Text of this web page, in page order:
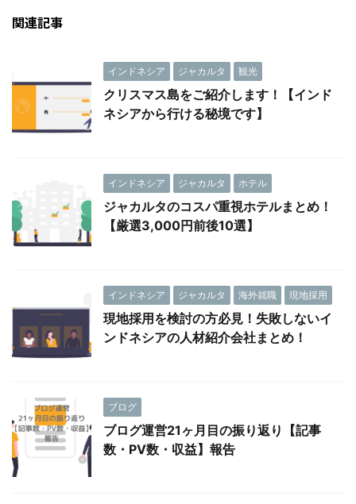
関連記事
インドネシア ジャカルタ 観光
クリスマス島をご紹介します！【インド
ネシアから行ける秘境です】
インドネシア ジャカルタ ホテル
ジャカルタのコスパ重視ホテルまとめ！
【厳選3,000円前後10選】
インドネシア ジャカルタ 海外就職 現地採用
現地採用を検討の方必見！失敗しないイ
ンドネシアの人材紹介会社まとめ！
ブログ
ブログ運営21ヶ月目の振り返り【記事
数・PV数・収益】報告